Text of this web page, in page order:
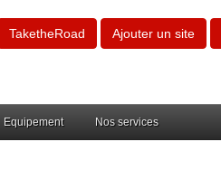
TaketheRoad Ajouter un site
Equipement Nos services